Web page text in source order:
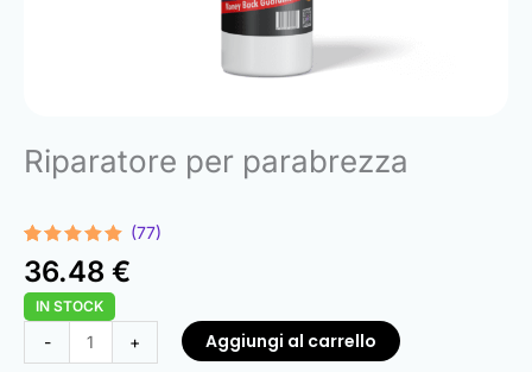
Riparatore per parabrezza
Valutato
4.91su 5
su base
di
77
recensioni
(77)
36.48 €
IN STOCK
-
Windshield
Repair
+ Aggiungi al carrello